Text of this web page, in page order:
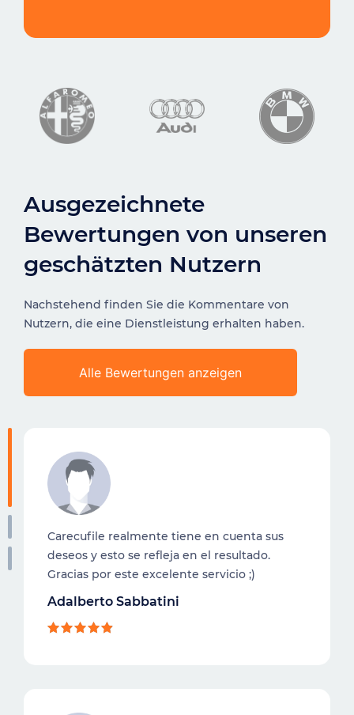
Ausgezeichnete
Bewertungen von unseren
geschätzten Nutzern
Nachstehend finden Sie die Kommentare von
Nutzern, die eine Dienstleistung erhalten haben.
Alle Bewertungen anzeigen
Carecufile realmente tiene en cuenta sus
deseos y esto se refleja en el resultado.
Gracias por este excelente servicio ;)
Adalberto Sabbatini